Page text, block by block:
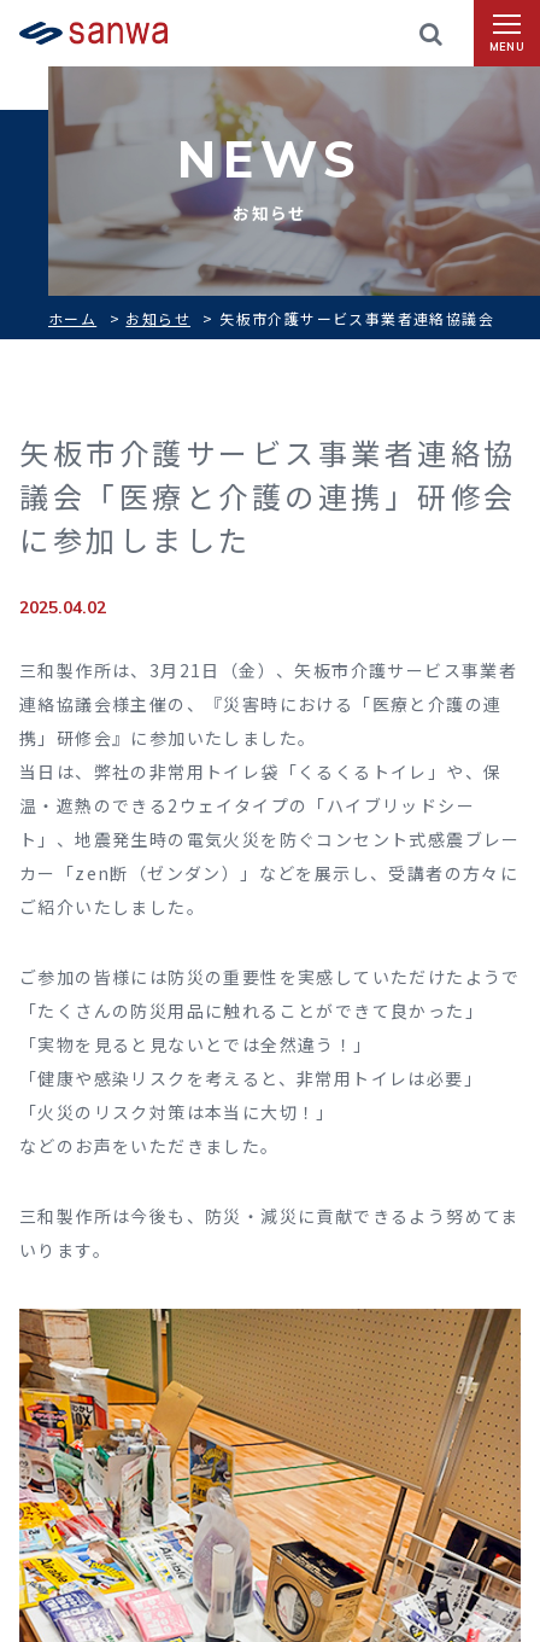
MENU
NEWS
お知らせ
ホーム > お知らせ > 矢板市介護サービス事業者連絡協議会
矢板市介護サービス事業者連絡協
議会「医療と介護の連携」研修会
に参加しました
2025.04.02
三和製作所は、3月21日（金）、矢板市介護サービス事業者
連絡協議会様主催の、『災害時における「医療と介護の連
携」研修会』に参加いたしました。
当日は、弊社の非常用トイレ袋「くるくるトイレ」や、保
温・遮熱のできる2ウェイタイプの「ハイブリッドシー
ト」、地震発生時の電気火災を防ぐコンセント式感震ブレー
カー「zen断（ゼンダン）」などを展示し、受講者の方々に
ご紹介いたしました。
ご参加の皆様には防災の重要性を実感していただけたようで
「たくさんの防災用品に触れることができて良かった」
「実物を見ると見ないとでは全然違う！」
「健康や感染リスクを考えると、非常用トイレは必要」
「火災のリスク対策は本当に大切！」
などのお声をいただきました。
三和製作所は今後も、防災・減災に貢献できるよう努めてま
いります。